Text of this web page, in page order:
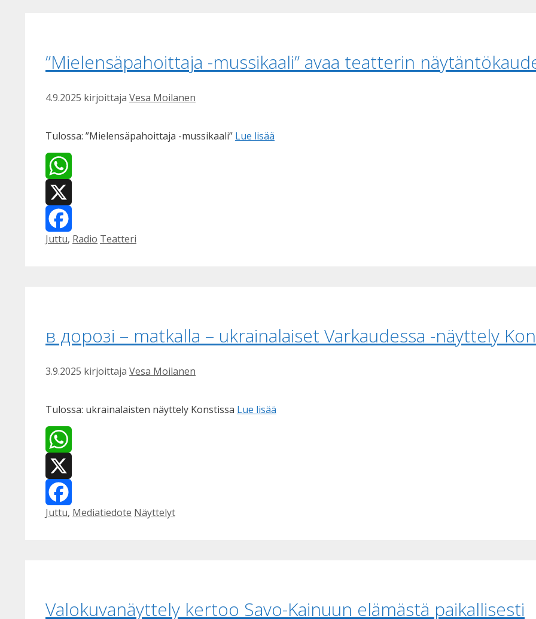
”Mielensäpahoittaja -mussikaali” avaa teatterin
4.9.2025 kirjoittaja Vesa Moilanen
Tulossa: ”Mielensäpahoittaja -mussikaali” Lue lisää
WhatsApp
X
Facebook
Kategoriat
Juttu, Radio Avainsanat
Teatteri
в дорозі – matkalla – ukrainalaiset Varkaudessa -näyttely
3.9.2025 kirjoittaja Vesa Moilanen
Tulossa: ukrainalaisten näyttely Konstissa Lue lisää
WhatsApp
X
Facebook
Kategoriat
Juttu, Mediatiedote Avainsanat
Näyttelyt
Valokuvanäyttely kertoo Savo-Kainuun elämästä paikallisesti